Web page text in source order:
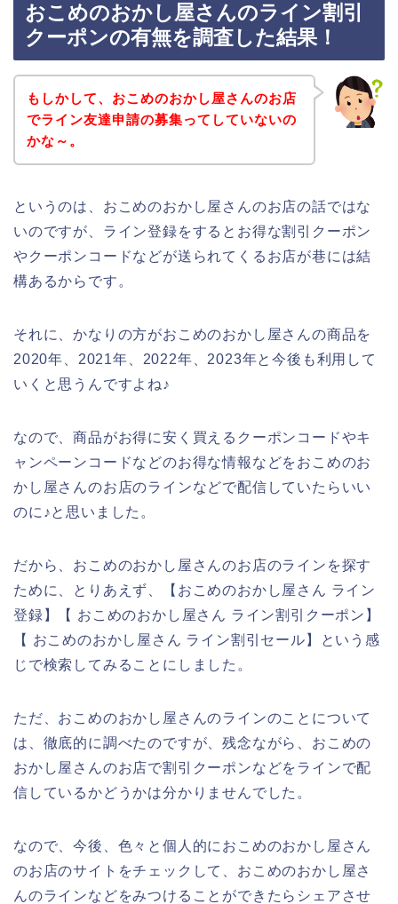
おこめのおかし屋さんのライン割引
クーポンの有無を調査した結果！
もしかして、おこめのおかし屋さんのお店
でライン友達申請の募集ってしていないの
かな～。
というのは、おこめのおかし屋さんのお店の話ではな
いのですが、ライン登録をするとお得な割引クーポン
やクーポンコードなどが送られてくるお店が巷には結
構あるからです。
それに、かなりの方がおこめのおかし屋さんの商品を
2020年、2021年、2022年、2023年と今後も利用して
いくと思うんですよね♪
なので、商品がお得に安く買えるクーポンコードやキ
ャンペーンコードなどのお得な情報などをおこめのお
かし屋さんのお店のラインなどで配信していたらいい
のに♪と思いました。
だから、おこめのおかし屋さんのお店のラインを探す
ために、とりあえず、【おこめのおかし屋さん ライン
登録】【 おこめのおかし屋さん ライン割引クーポン】
【 おこめのおかし屋さん ライン割引セール】という感
じで検索してみることにしました。
ただ、おこめのおかし屋さんのラインのことについて
は、徹底的に調べたのですが、残念ながら、おこめの
おかし屋さんのお店で割引クーポンなどをラインで配
信しているかどうかは分かりませんでした。
なので、今後、色々と個人的におこめのおかし屋さん
のお店のサイトをチェックして、おこめのおかし屋さ
んのラインなどをみつけることができたらシェアさせ